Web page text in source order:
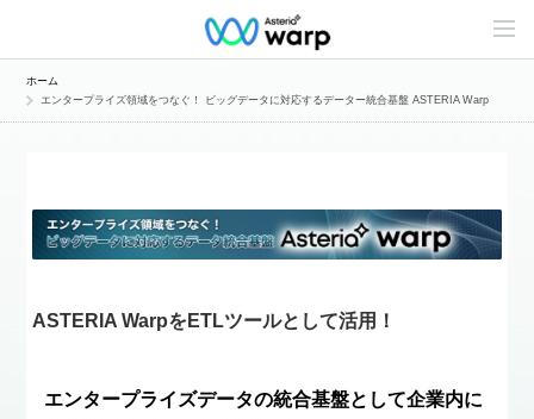
C
n
n
ホーム
エンタープライズ領域をつなぐ！ ビッグデータに対応するデーター統合基盤 ASTERIA Warp
ASTERIA WarpをETLツールとして活用！
エンタープライズデータの統合基盤として企業内に